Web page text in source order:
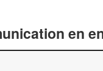
en